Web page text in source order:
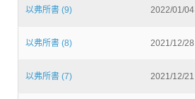
以弗所書 (9) 2022/01/04
以弗所書 (8) 2021/12/28
以弗所書 (7) 2021/12/21